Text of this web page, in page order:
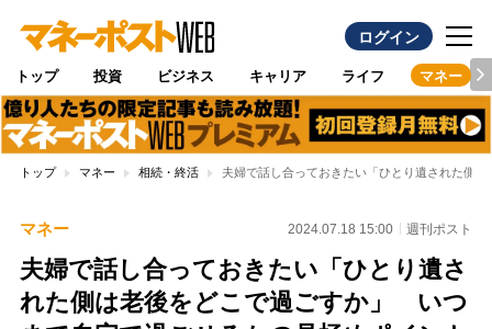
ログイン
トップ 投資 ビジネス キャリア ライフ マネー
トップ マネー 相続・終活 夫婦で話し合っておきたい「ひとり遺された側
マネー 2024.07.18 15:00 週刊ポスト
夫婦で話し合っておきたい「ひとり遺さ
れた側は老後をどこで過ごすか」 いつ